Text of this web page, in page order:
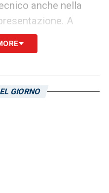
anche nella
A
in lucePippo Falco
il 2022 sta
conseguenza
GIORNO